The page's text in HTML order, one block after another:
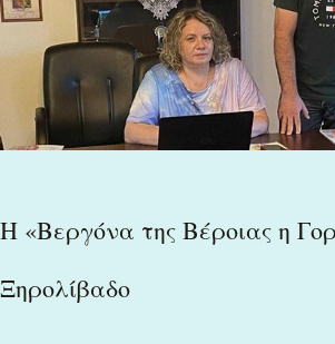
Η «Βεργόνα της Βέροιας η
Ξηρολίβαδο
Βέροιας
Γοργόνα»
Ξηρολίβαδο